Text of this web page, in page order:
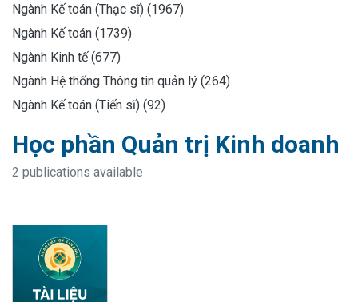
Ngành Kế toán (Thạc sĩ) (1967)
Ngành Kế toán (1739)
Ngành Kinh tế (677)
Ngành Hệ thống Thông tin quản lý (264)
Ngành Kế toán (Tiến sĩ) (92)
Học phần Quản trị Kinh doanh
2 publications available